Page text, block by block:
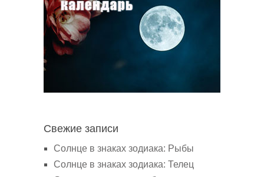
Свежие записи
Солнце в знаках зодиака: Рыбы
Солнце в знаках зодиака: Телец